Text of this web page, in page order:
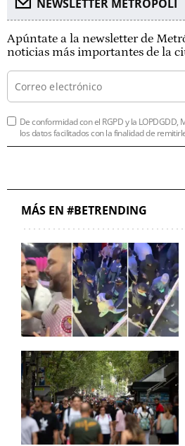
NEWSLETTER METROPOLI
Apúntate a la newsletter de
noticias más importantes de la
De conformidad con el RGPD y la LOPDGDD,
los datos facilitados con la finalidad de
MÁS EN #BETRENDING